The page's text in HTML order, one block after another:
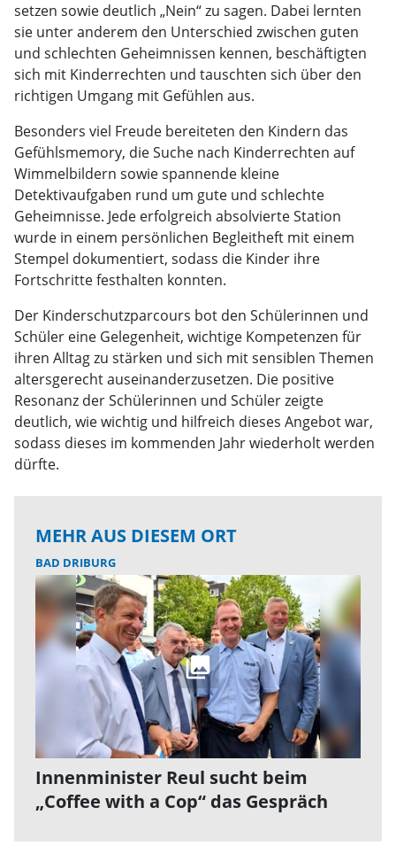
setzen sowie deutlich „Nein“ zu sagen. Dabei lernten
sie unter anderem den Unterschied zwischen guten
und schlechten Geheimnissen kennen, beschäftigten
sich mit Kinderrechten und tauschten sich über den
richtigen Umgang mit Gefühlen aus.
Besonders viel Freude bereiteten den Kindern das
Gefühlsmemory, die Suche nach Kinderrechten auf
Wimmelbildern sowie spannende kleine
Detektivaufgaben rund um gute und schlechte
Geheimnisse. Jede erfolgreich absolvierte Station
wurde in einem persönlichen Begleitheft mit einem
Stempel dokumentiert, sodass die Kinder ihre
Fortschritte festhalten konnten.
Der Kinderschutzparcours bot den Schülerinnen und
Schüler eine Gelegenheit, wichtige Kompetenzen für
ihren Alltag zu stärken und sich mit sensiblen Themen
altersgerecht auseinanderzusetzen. Die positive
Resonanz der Schülerinnen und Schüler zeigte
deutlich, wie wichtig und hilfreich dieses Angebot war,
sodass dieses im kommenden Jahr wiederholt werden
dürfte.
MEHR AUS DIESEM ORT
BAD DRIBURG
Innenminister Reul sucht beim
„Coffee with a Cop“ das Gespräch